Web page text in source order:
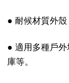
● 耐候材質外殼
● 適用多種戶
庫等。